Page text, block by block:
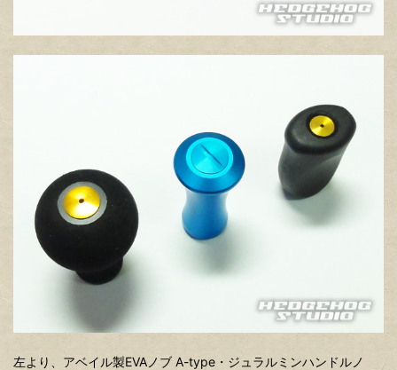
左より、アベイル製EVAノブ A-type・ジュラルミンハンドルノ